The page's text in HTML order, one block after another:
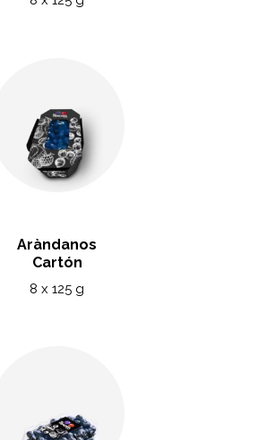
Aràndanos
Cartón
8 x 125 g